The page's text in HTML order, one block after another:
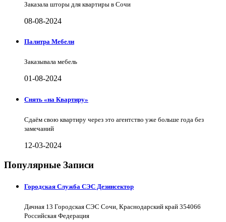
Заказала шторы для квартиры в Сочи
08-08-2024
Палитра Мебели
Заказывала мебель
01-08-2024
Снять «на Квартиру»
Сдаём свою квартиру через это агентство уже больше года без
замечаний
12-03-2024
Популярные Записи
Городская Служба СЭС Дезинсектор
Дачная 13 Городская СЭС Сочи, Краснодарский край 354066
Российская Федерация